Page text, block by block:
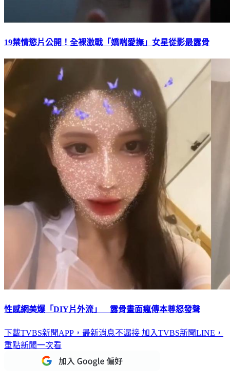
19禁情慾片公開！全裸激戰「嬌喘愛撫」女星從影最露骨
性感網美爆「DIY片外流」 露骨畫面瘋傳本尊怒發聲
下載TVBS新聞APP，最新消息不漏接 加入TVBS新聞LINE，
重點新聞一次看